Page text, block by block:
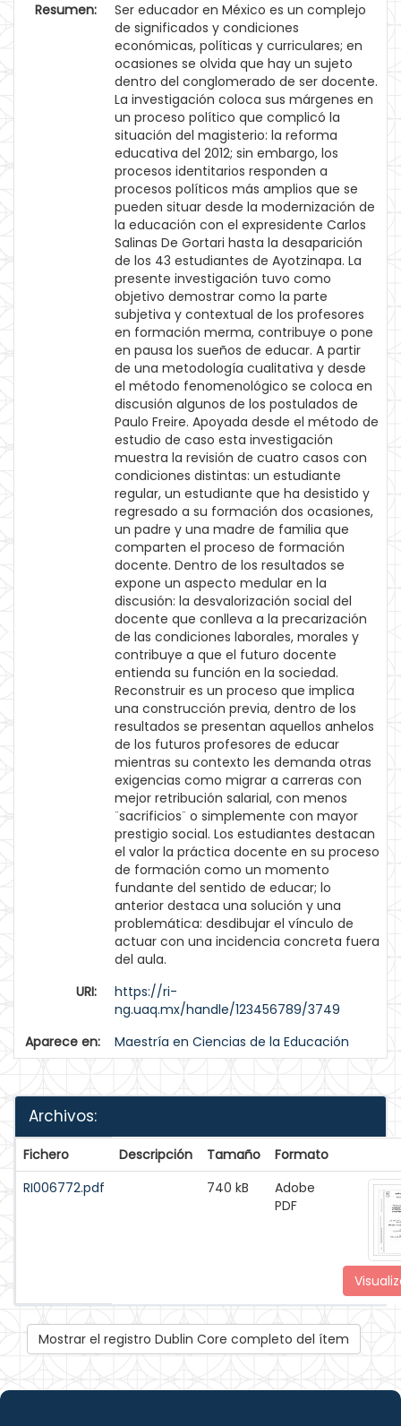
Resumen:
Ser educador en México es un complejo
de significados y condiciones
económicas, políticas y curriculares; en
ocasiones se olvida que hay un sujeto
dentro del conglomerado de ser docente.
La investigación coloca sus márgenes en
un proceso político que complicó la
situación del magisterio: la reforma
educativa del 2012; sin embargo, los
procesos identitarios responden a
procesos políticos más amplios que se
pueden situar desde la modernización de
la educación con el expresidente Carlos
Salinas De Gortari hasta la desaparición
de los 43 estudiantes de Ayotzinapa. La
presente investigación tuvo como
objetivo demostrar como la parte
subjetiva y contextual de los profesores
en formación merma, contribuye o pone
en pausa los sueños de educar. A partir
de una metodología cualitativa y desde
el método fenomenológico se coloca en
discusión algunos de los postulados de
Paulo Freire. Apoyada desde el método de
estudio de caso esta investigación
muestra la revisión de cuatro casos con
condiciones distintas: un estudiante
regular, un estudiante que ha desistido y
regresado a su formación dos ocasiones,
un padre y una madre de familia que
comparten el proceso de formación
docente. Dentro de los resultados se
expone un aspecto medular en la
discusión: la desvalorización social del
docente que conlleva a la precarización
de las condiciones laborales, morales y
contribuye a que el futuro docente
entienda su función en la sociedad.
Reconstruir es un proceso que implica
una construcción previa, dentro de los
resultados se presentan aquellos anhelos
de los futuros profesores de educar
mientras su contexto les demanda otras
exigencias como migrar a carreras con
mejor retribución salarial, con menos
¨sacrificios¨ o simplemente con mayor
prestigio social. Los estudiantes destacan
el valor la práctica docente en su proceso
de formación como un momento
fundante del sentido de educar; lo
anterior destaca una solución y una
problemática: desdibujar el vínculo de
actuar con una incidencia concreta fuera
del aula.
URI:
https://ri-
ng.uaq.mx/handle/123456789/3749
Aparece en:
Maestría en Ciencias de la Educación
Archivos:
Fichero Descripción Tamaño
Formato
RI006772.pdf
740 kB
Adobe
PDF
Mostrar el registro Dublin Core completo del ítem